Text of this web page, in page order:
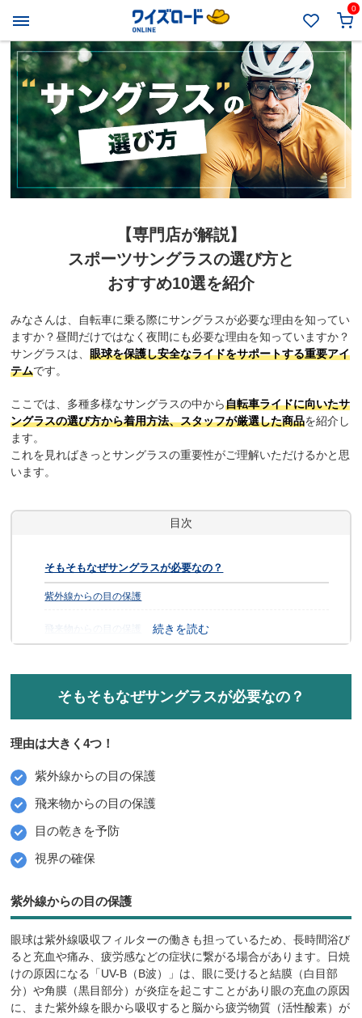
0
【専門店が解説】
スポーツサングラスの選び方と
おすすめ10選を紹介
みなさんは、自転車に乗る際にサングラスが必要な理由を知ってい
ますか？昼間だけではなく夜間にも必要な理由を知っていますか？
サングラスは、眼球を保護し安全なライドをサポートする重要アイ
テムです。
ここでは、多種多様なサングラスの中から自転車ライドに向いたサ
ングラスの選び方から着用方法、スタッフが厳選した商品を紹介し
ます。
これを見ればきっとサングラスの重要性がご理解いただけるかと思
います。
目次
そもそもなぜサングラスが必要なの？
紫外線からの目の保護
視界の確保
スポーツに特化したサングラスとは？
用途に合わせたレンズを選ぶ
ハイコントラストレンズ
色付きレンズ
ミラーレンズ
クリアレンズ
偏光レンズ
度付きレンズ
そもそもなぜサングラスが必要なの？
理由は大きく4つ！
紫外線からの目の保護
飛来物からの目の保護
目の乾きを予防
視界の確保
紫外線からの目の保護
眼球は紫外線吸収フィルターの働きも担っているため、長時間浴び
ると充血や痛み、疲労感などの症状に繋がる場合があります。日焼
けの原因になる「UV-B（B波）」は、眼に受けると結膜（白目部
分）や角膜（黒目部分）が炎症を起こすことがあり眼の充血の原因
に、また紫外線を眼から吸収すると脳から疲労物質（活性酸素）が